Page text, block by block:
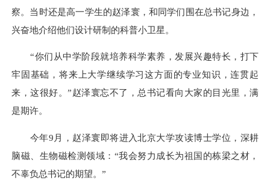
察。当时还是高一学生的赵泽寰，和同学们围在总书记身边，
兴奋地介绍他们设计研制的科普小卫星。
“你们从中学阶段就培养科学素养，发展兴趣特长，打下
牢固基础，将来上大学继续学习这方面的专业知识，连贯起
来，这很好。”赵泽寰忘不了，总书记看向大家的目光里，满
是期许。
今年9月，赵泽寰即将进入北京大学攻读博士学位，深耕
脑磁、生物磁检测领域：“我会努力成长为祖国的栋梁之材，
不辜负总书记的期望。”